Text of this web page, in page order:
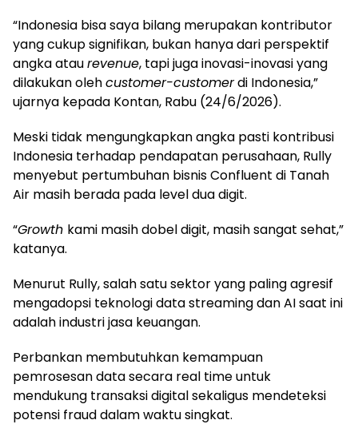
“Indonesia bisa saya bilang merupakan kontributor
yang cukup signifikan, bukan hanya dari perspektif
angka ataurevenue, tapi juga inovasi-inovasi yang
dilakukan olehcustomer-customerdi Indonesia,”
ujarnya kepada Kontan, Rabu (24/6/2026).
Meski tidak mengungkapkan angka pasti kontribusi
Indonesia terhadap pendapatan perusahaan, Rully
menyebut pertumbuhan bisnis Confluent di Tanah
Air masih berada pada level dua digit.
“Growth kami masih dobel digit, masih sangat sehat,”
katanya.
Menurut Rully, salah satu sektor yang paling agresif
mengadopsi teknologi data streaming dan AI saat ini
adalah industri jasa keuangan.
Perbankan membutuhkan kemampuan
pemrosesan data secara real time untuk
mendukung transaksi digital sekaligus mendeteksi
potensi fraud dalam waktu singkat.